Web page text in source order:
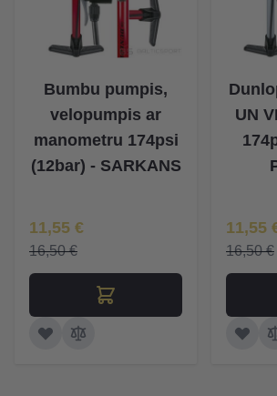
Bumbu pumpis,
velopumpis ar
manometru 174psi
(12bar) - SARKANS
Īpaša Cena
11,55 €
16,50 €
UN
Īpaša
11,55
16,50 €